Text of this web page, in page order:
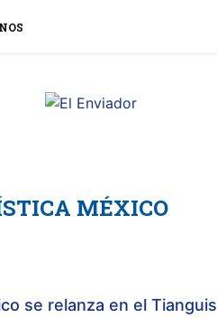
MÉXICO
se relanza en el Tianguis